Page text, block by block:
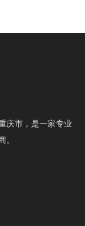
庆市，是一家专业